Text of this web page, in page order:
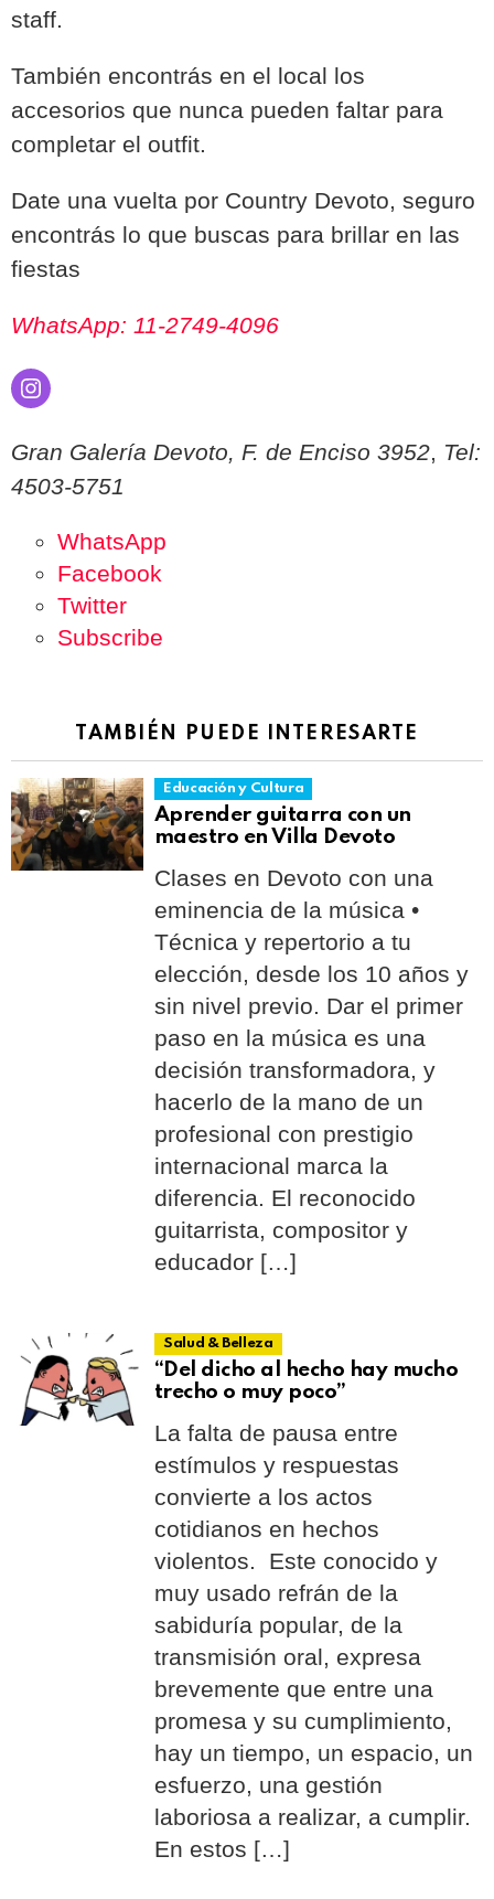
staff.
También encontrás en el local los
accesorios que nunca pueden faltar para
completar el outfit.
Date una vuelta por Country Devoto, seguro
encontrás lo que buscas para brillar en las
fiestas
WhatsApp: 11-2749-4096
Instagram
Gran Galería Devoto, F. de Enciso 3952, Tel:
4503-5751
WhatsApp
Facebook
Twitter
Subscribe
TAMBIÉN PUEDE INTERESARTE
Educación y Cultura
Aprender guitarra con un
maestro en Villa Devoto
Clases en Devoto con una
eminencia de la música •
Técnica y repertorio a tu
elección, desde los 10 años y
sin nivel previo. Dar el primer
paso en la música es una
decisión transformadora, y
hacerlo de la mano de un
profesional con prestigio
internacional marca la
diferencia. El reconocido
guitarrista, compositor y
educador […]
Salud & Belleza
“Del dicho al hecho hay mucho
trecho o muy poco”
La falta de pausa entre
estímulos y respuestas
convierte a los actos
cotidianos en hechos
violentos. Este conocido y
muy usado refrán de la
sabiduría popular, de la
transmisión oral, expresa
brevemente que entre una
promesa y su cumplimiento,
hay un tiempo, un espacio, un
esfuerzo, una gestión
laboriosa a realizar, a cumplir.
En estos […]